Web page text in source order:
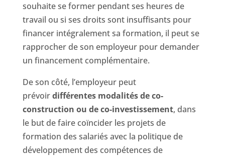
souhaite se former pendant ses heures de
travail ou si ses droits sont insuffisants pour
financer intégralement sa formation, il peut se
rapprocher de son employeur pour demander
un financement complémentaire.
De son côté, l’employeur peut
prévoirdifférentes modalités de co-
construction ou de co-investissement, dans
le but de faire coïncider les projets de
formation des salariés avec la politique de
développement des compétences de